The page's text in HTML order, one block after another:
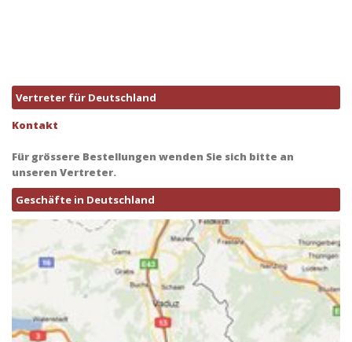
Vertreter für Deutschland
Kontakt
Für grössere Bestellungen wenden Sie sich bitte an
unseren Vertreter.
Geschäfte in Deutschland